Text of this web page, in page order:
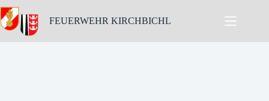
Skip
to
content
FEUERWEHR KIRCHBICHL